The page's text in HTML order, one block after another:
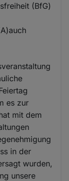
(BfG)
es zur
mit dem
in der
wurden,
unsere